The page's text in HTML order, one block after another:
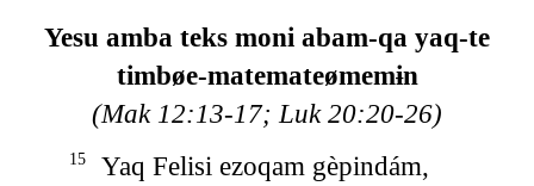
Yesu amba teks moni abam-qa yaq-te
timbøe-matemateømemɨn
(Mak 12:13-17; Luk 20:20-26)
15
Yaq Felisi ezoqam gèpindám,